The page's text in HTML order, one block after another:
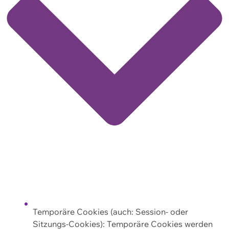
Temporäre Cookies (auch: Session- oder
Sitzungs-Cookies): Temporäre Cookies werden